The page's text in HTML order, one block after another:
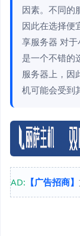
因素。不同的
因此在选择便
享服务器 对
是一个不错的
服务器上，因
机可能会受到
AD: 【广告招商】